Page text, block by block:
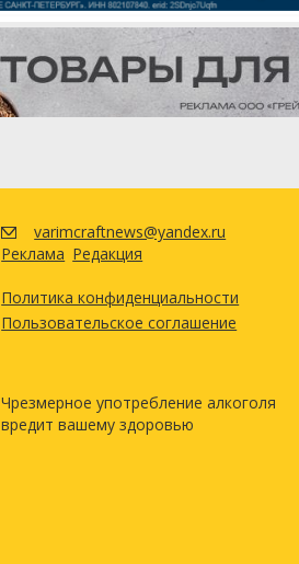
varimcraftnews@yandex.ru
Реклама Редакция
Политика конфиденциальности
Пользовательское соглашение
Чрезмерное употребление алкоголя
вредит вашему здоровью